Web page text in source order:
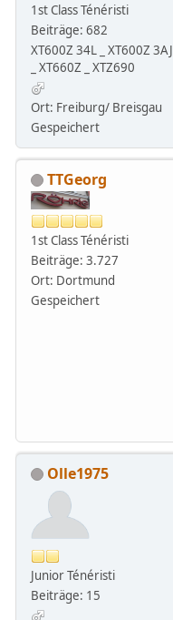
1st Class Ténéristi
Beiträge: 682
XT600Z 34L _ XT600Z 3AJ
_ XT660Z _ XTZ690
Ort: Freiburg/ Breisgau
Gespeichert
TTGeorg
1st Class Ténéristi
Beiträge: 3.727
Ort: Dortmund
Gespeichert
Olle1975
Junior Ténéristi
Beiträge: 15